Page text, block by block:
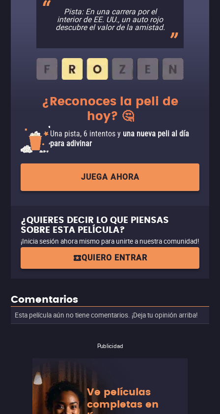
Pista: En una carrera por el
interior de EE. UU., un auto rojo
descubre el valor de la amistad.
¿Reconoces la peli de
hoy? 🤔
Una pista, 6 intentos y una nueva peli al día
para adivinar
JUEGA AHORA
¿QUIERES DECIR LO QUE PIENSAS
SOBRE ESTA PELÍCULA?
¡Inicia sesión ahora mismo para unirte a nuestra comunidad!
QUIERO ENTRAR
Comentarios
Esta película aún no tiene comentarios. ¡Deja tu opinión arriba!
Publicidad
Ve películas
completas en